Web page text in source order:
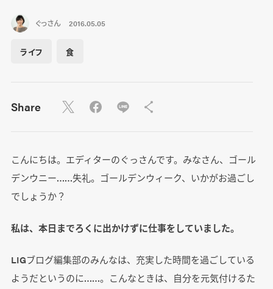
ぐっさん 2016.05.05
ライフ 食
Share
こんにちは。エディターのぐっさんです。みなさん、ゴール
デンウニー……失礼。ゴールデンウィーク、いかがお過ごし
でしょうか？
私は、本日までろくに出かけずに仕事をしていました。
LIGブログ編集部のみんなは、充実した時間を過ごしている
ようだというのに……。こんなときは、自分を元気付けるた